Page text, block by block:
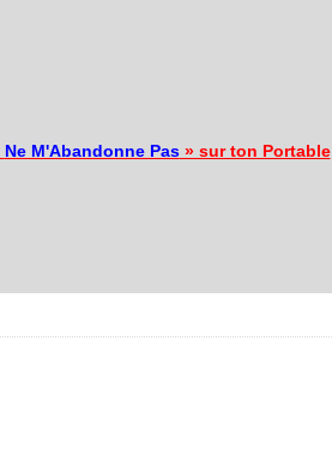
Ne M'Abandonne Pas» sur ton Portable